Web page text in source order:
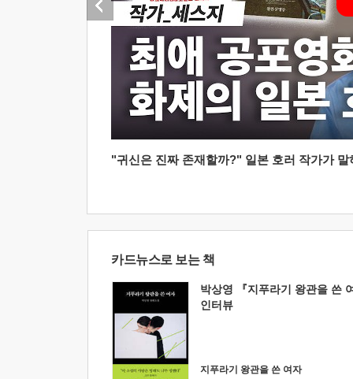
"귀신은 진짜 존재할까?" 일본 호러 작가가
카드뉴스로 보는 책
박상영 『지푸라기 왕관을 쓴
인터뷰
지푸라기 왕관을 쓴 여자